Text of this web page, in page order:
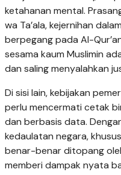
ketahanan mental.
wa Ta’ala, kejernihan
berpegang pada Al-
sesama kaum Muslimin
dan saling menyalahkan
Di sisi lain, kebijakan
perlu mencermati cetak
dan berbasis data.
kedaulatan negara,
benar-benar ditopang
memberi dampak nyata